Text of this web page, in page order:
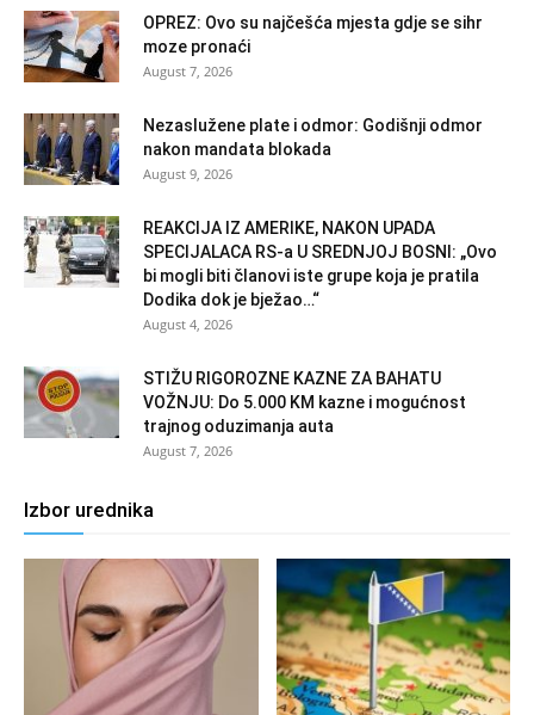
OPREZ: Ovo su najčešća mjesta gdje se sihr
moze pronaći
August 7, 2026
Nezaslužene plate i odmor: Godišnji odmor
nakon mandata blokada
August 9, 2026
REAKCIJA IZ AMERIKE, NAKON UPADA
SPECIJALACA RS-a U SREDNJOJ BOSNI: „Ovo
bi mogli biti članovi iste grupe koja je pratila
Dodika dok je bježao…“
August 4, 2026
STIŽU RIGOROZNE KAZNE ZA BAHATU
VOŽNJU: Do 5.000 KM kazne i mogućnost
trajnog oduzimanja auta
August 7, 2026
Izbor urednika